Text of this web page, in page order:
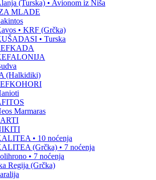
(Turska) • Avionom iz Niša
MLADE
• KRF (Grčka)
• Turska
(Halkidiki)
Marmaras
• 10 noćenja
(Grčka) • 7 noćenja
• 7 noćenja
Regija (Grčka)